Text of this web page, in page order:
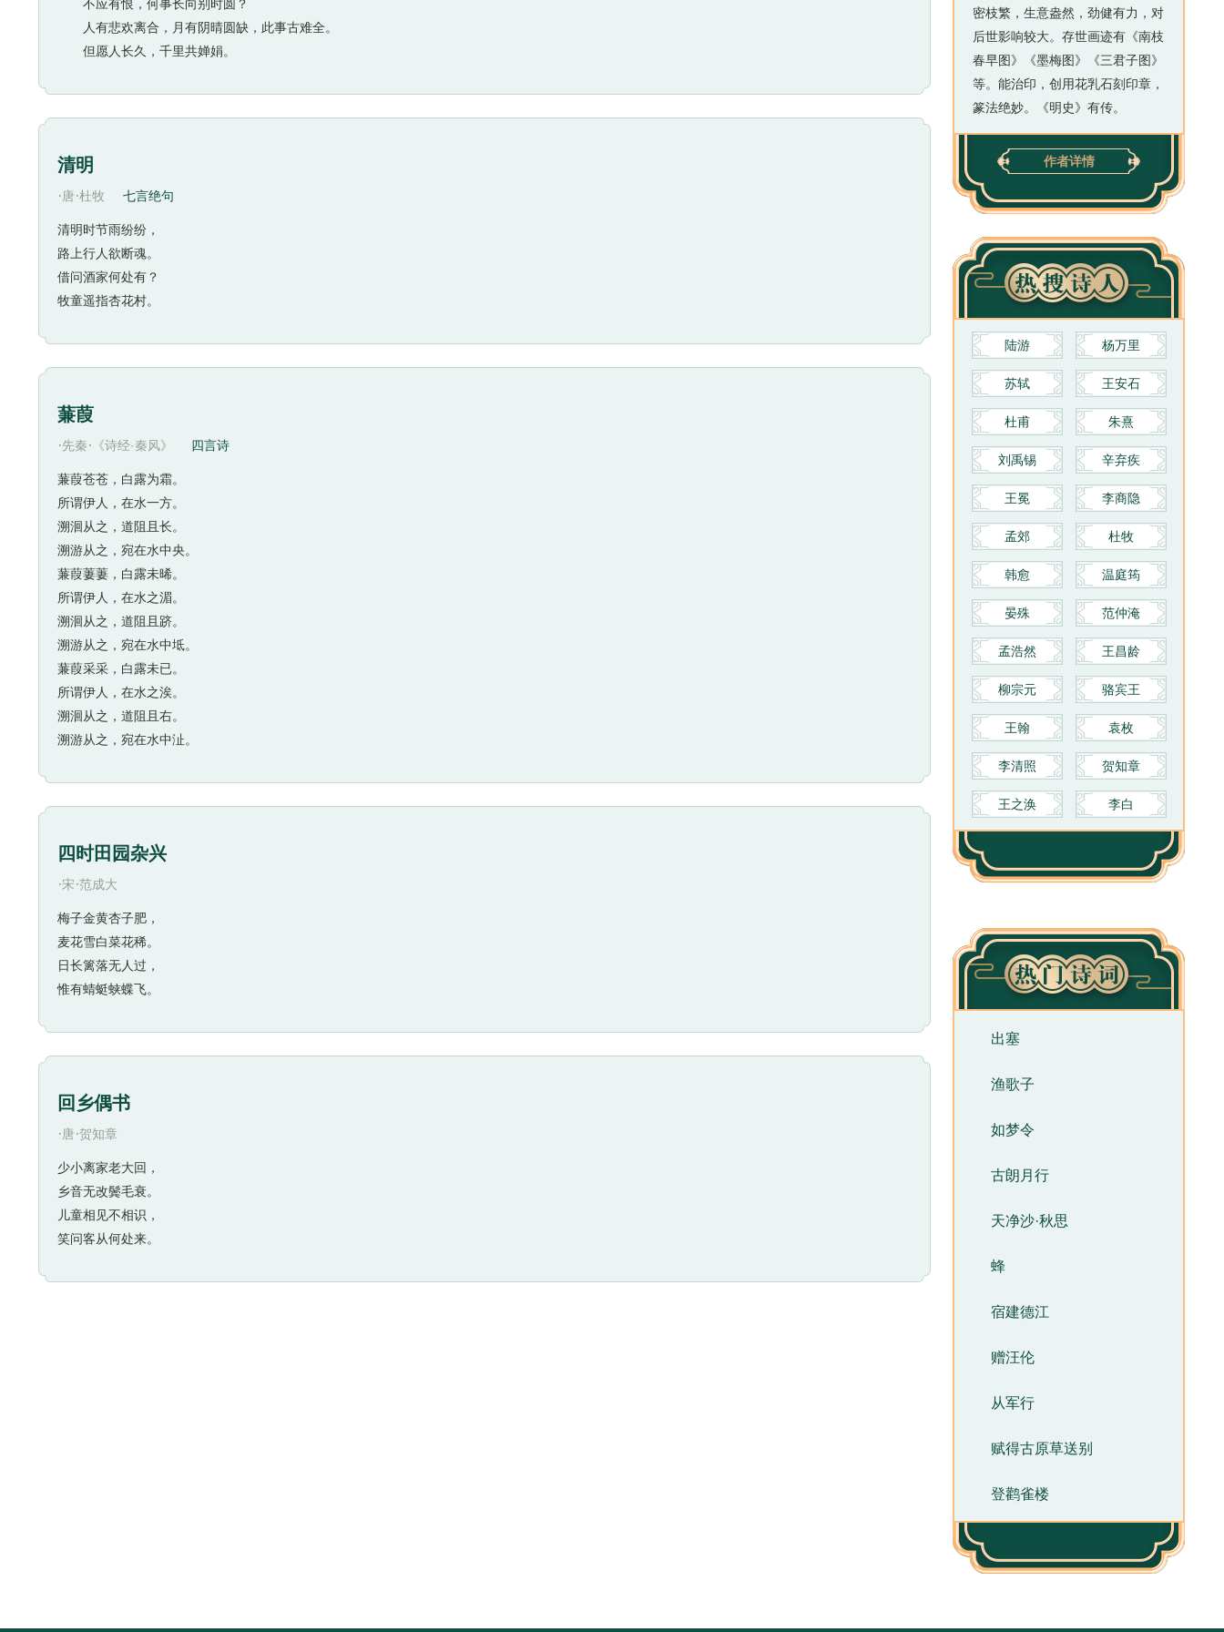
不应有恨，何事长向别时圆？
人有悲欢离合，月有阴晴圆缺，此事古难全。
但愿人长久，千里共婵娟。
清明
·唐·杜牧 七言绝句
清明时节雨纷纷，
路上行人欲断魂。
借问酒家何处有？
牧童遥指杏花村。
蒹葭
·先秦· 《诗经·秦风》 四言诗
蒹葭苍苍，白露为霜。
所谓伊人，在水一方。
溯洄从之，道阻且长。
溯游从之，宛在水中央。
蒹葭萋萋，白露未晞。
所谓伊人，在水之湄。
溯洄从之，道阻且跻。
溯游从之，宛在水中坻。
蒹葭采采，白露未已。
所谓伊人，在水之涘。
溯洄从之，道阻且右。
溯游从之，宛在水中沚。
四时田园杂兴
·宋·范成大
梅子金黄杏子肥，
麦花雪白菜花稀。
日长篱落无人过，
惟有蜻蜓蛱蝶飞。
回乡偶书
·唐·贺知章
少小离家老大回，
乡音无改鬓毛衰。
儿童相见不相识，
笑问客从何处来。
密枝繁，生意盎然，劲健有力，对
后世影响较大。存世画迹有《南枝
春早图》《墨梅图》《三君子图》
等。能治印，创用花乳石刻印章，
篆法绝妙。《明史》有传。
作者详情
陆游 杨万里
苏轼 王安石
杜甫 朱熹
刘禹锡 辛弃疾
王冕 李商隐
孟郊 杜牧
韩愈 温庭筠
晏殊 范仲淹
孟浩然 王昌龄
柳宗元 骆宾王
王翰 袁枚
李清照 贺知章
王之涣 李白
出塞
渔歌子
如梦令
古朗月行
天净沙·秋思
蜂
宿建德江
赠汪伦
从军行
赋得古原草送别
登鹳雀楼